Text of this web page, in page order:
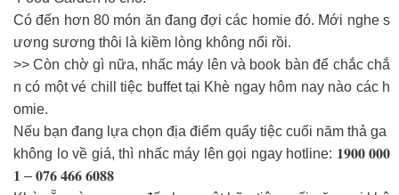
Có đến hơn 80 món ăn đang đợi các homie đó. Mới nghe s
ương sương thôi là kiềm lòng không nổi rồi.
>> Còn chờ gì nữa, nhấc máy lên và book bàn để chắc chắ
n có một vé chill tiệc buffet tại Khè ngay hôm nay nào các h
omie.
Nếu bạn đang lựa chọn địa điểm quẩy tiệc cuối năm thả ga
không lo về giá, thì nhấc máy lên gọi ngay hotline: 𝟏𝟗𝟎𝟎 𝟎𝟎𝟎
𝟏 – 𝟎𝟕𝟔 𝟒𝟔𝟔 𝟔𝟎𝟖𝟖